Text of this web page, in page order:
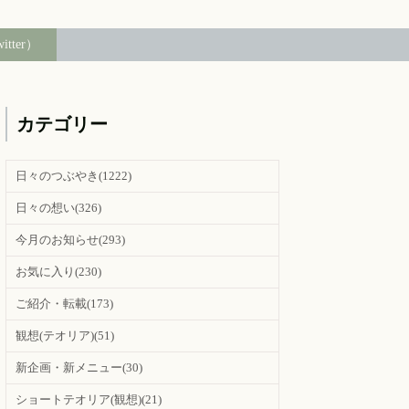
）
カテゴリー
日々のつぶやき (1222)
日々の想い(326)
今月のお知らせ(293)
お気に入り (230)
ご紹介・転載(173)
観想(テオリア)(51)
新企画・新メニュー(30)
ショートテオリア(観想)(21)